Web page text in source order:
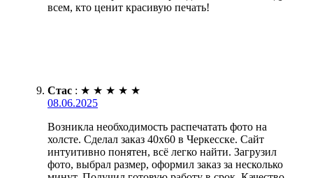
всем, кто ценит красивую печать!
Стас : ★ ★ ★ ★ ★
08.06.2025
Возникла необходимость распечатать фото на
холсте. Сделал заказ 40х60 в Черкесске. Сайт
интуитивно понятен, всё легко найти. Загрузил
фото, выбрал размер, оформил заказ за несколько